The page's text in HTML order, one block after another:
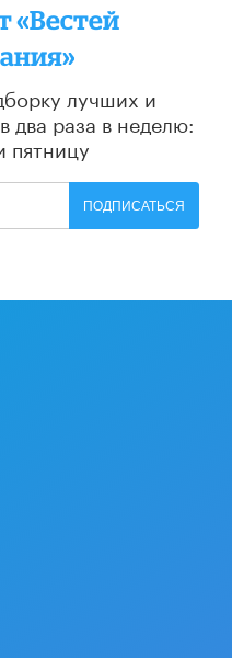
«Вестей
лучших и
два раза в неделю:
пятницу
ПОДПИСАТЬСЯ